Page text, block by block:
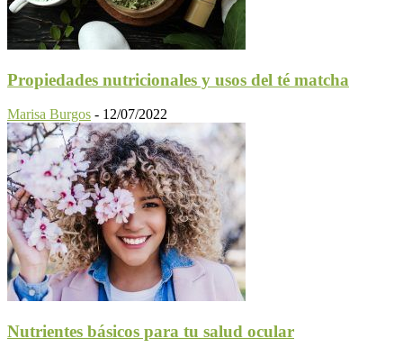
Propiedades nutricionales y usos del té matcha
Marisa Burgos - 12/07/2022
Nutrientes básicos para tu salud ocular